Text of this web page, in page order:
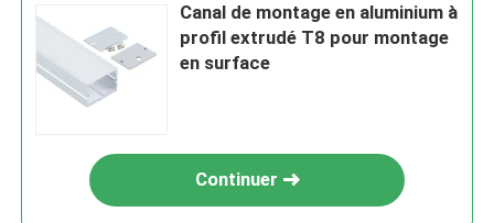
Canal de montage en aluminium à
profil extrudé T8 pour montage
en surface
Continuer